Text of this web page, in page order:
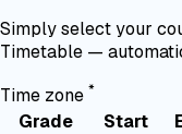
Simply select your
Timetable —
Time zone *
Grade Start